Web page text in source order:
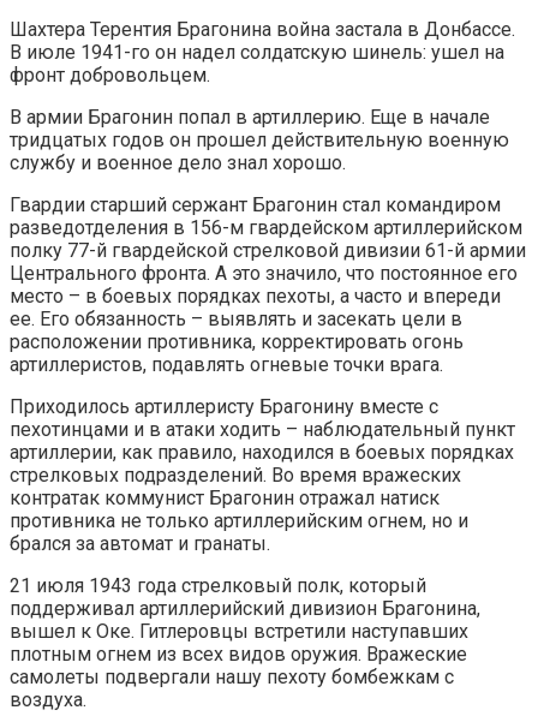
Шахтера Терентия Брагонина война застала в Донбассе.
В июле 1941-го он надел солдатскую шинель: ушел на
фронт добровольцем.
В армии Брагонин попал в артиллерию. Еще в начале
тридцатых годов он прошел действительную военную
службу и военное дело знал хорошо.
Гвардии старший сержант Брагонин стал командиром
разведотделения в 156-м гвардейском артиллерийском
полку 77-й гвардейской стрелковой дивизии 61-й армии
Центрального фронта. А это значило, что постоянное его
место – в боевых порядках пехоты, а часто и впереди
ее. Его обязанность – выявлять и засекать цели в
расположении противника, корректировать огонь
артиллеристов, подавлять огневые точки врага.
Приходилось артиллеристу Брагонину вместе с
пехотинцами и в атаки ходить – наблюдательный пункт
артиллерии, как правило, находился в боевых порядках
стрелковых подразделений. Во время вражеских
контратак коммунист Брагонин отражал натиск
противника не только артиллерийским огнем, но и
брался за автомат и гранаты.
21 июля 1943 года стрелковый полк, который
поддерживал артиллерийский дивизион Брагонина,
вышел к Оке. Гитлеровцы встретили наступавших
плотным огнем из всех видов оружия. Вражеские
самолеты подвергали нашу пехоту бомбежкам с
воздуха.